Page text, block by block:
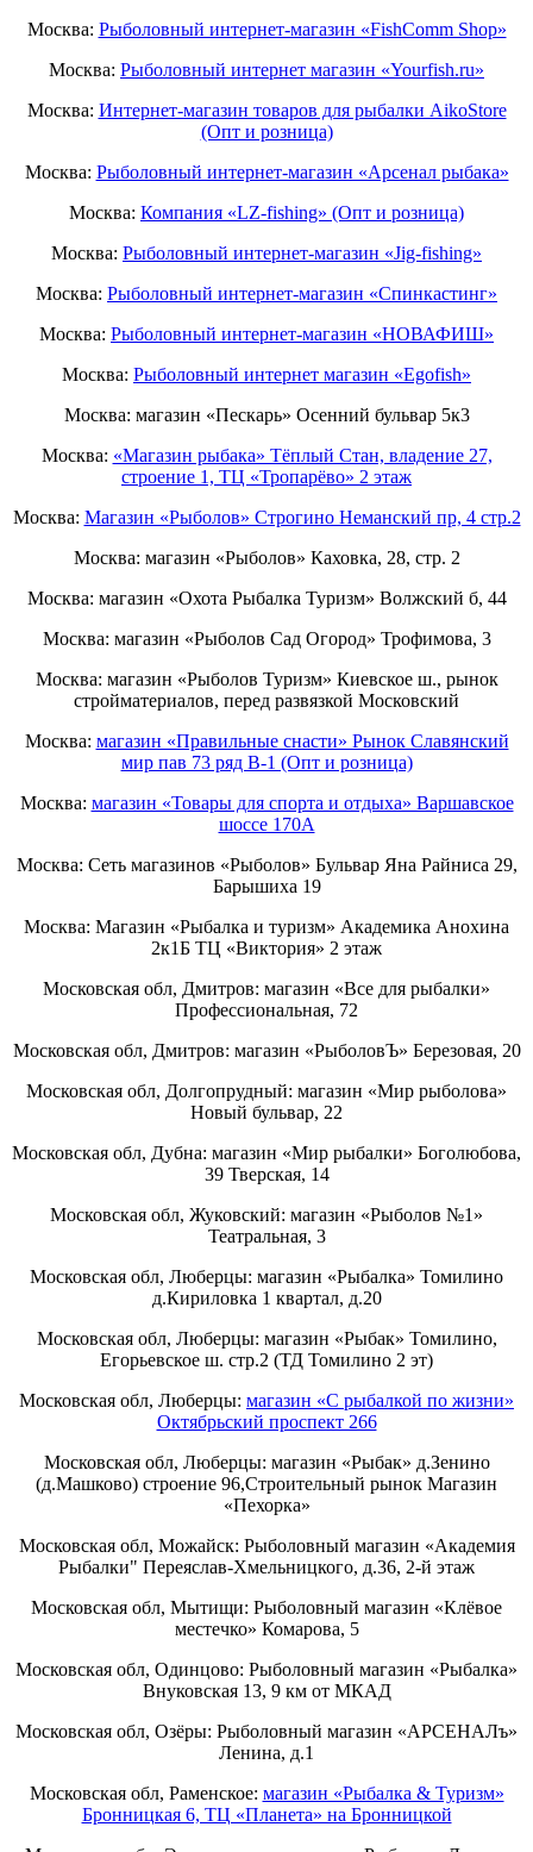
Москва: Рыболовный интернет-магазин «FishComm Shop»
Москва: Рыболовный интернет магазин «Yourfish.ru»
Москва: Интернет-магазин товаров для рыбалки AikoStore
(Опт и розница)
Москва: Рыболовный интернет-магазин «Арсенал рыбака»
Москва: Компания «LZ-fishing» (Опт и розница)
Москва: Рыболовный интернет-магазин «Jig-fishing»
Москва: Рыболовный интернет-магазин «Спинкастинг»
Москва: Рыболовный интернет-магазин «НОВАФИШ»
Москва: Рыболовный интернет магазин «Egofish»
Москва: магазин «Пескарь» Осенний бульвар 5к3
Москва: «Магазин рыбака» Тёплый Стан, владение 27,
строение 1, ТЦ «Тропарёво» 2 этаж
Москва: Магазин «Рыболов» Строгино Неманский пр, 4 стр.2
Москва: магазин «Рыболов» Каховка, 28, стр. 2
Москва: магазин «Охота Рыбалка Туризм» Волжский б, 44
Москва: магазин «Рыболов Сад Огород» Трофимова, 3
Москва: магазин «Рыболов Туризм» Киевское ш., рынок
стройматериалов, перед развязкой Московский
Москва: магазин «Правильные снасти» Рынок Славянский
мир пав 73 ряд B-1 (Опт и розница)
Москва: магазин «Товары для спорта и отдыха» Варшавское
шоссе 170А
Москва: Сеть магазинов «Рыболов» Бульвар Яна Райниса 29,
Барышиха 19
Москва: Магазин «Рыбалка и туризм» Академика Анохина
2к1Б ТЦ «Виктория» 2 этаж
Московская обл, Дмитров: магазин «Все для рыбалки»
Профессиональная, 72
Московская обл, Дмитров: магазин «РыболовЪ» Березовая, 20
Московская обл, Долгопрудный: магазин «Мир рыболова»
Новый бульвар, 22
Московская обл, Дубна: магазин «Мир рыбалки» Боголюбова,
39 Тверская, 14
Московская обл, Жуковский: магазин «Рыболов №1»
Театральная, 3
Московская обл, Люберцы: магазин «Рыбалка» Томилино
д.Кириловка 1 квартал, д.20
Московская обл, Люберцы: магазин «Рыбак» Томилино,
Егорьевское ш. стр.2 (ТД Томилино 2 эт)
Московская обл, Люберцы: магазин «С рыбалкой по жизни»
Октябрьский проспект 266
Московская обл, Люберцы: магазин «Рыбак» д.Зенино
(д.Машково) строение 96,Строительный рынок Магазин
«Пехорка»
Московская обл, Можайск: Рыболовный магазин «Академия
Рыбалки" Переяслав-Хмельницкого, д.36, 2-й этаж
Московская обл, Мытищи: Рыболовный магазин «Клёвое
местечко» Комарова, 5
Московская обл, Одинцово: Рыболовный магазин «Рыбалка»
Внуковская 13, 9 км от МКАД
Московская обл, Озёры: Рыболовный магазин «АРСЕНАЛъ»
Ленина, д.1
Московская обл, Раменское: магазин «Рыбалка & Туризм»
Бронницкая 6, ТЦ «Планета» на Бронницкой